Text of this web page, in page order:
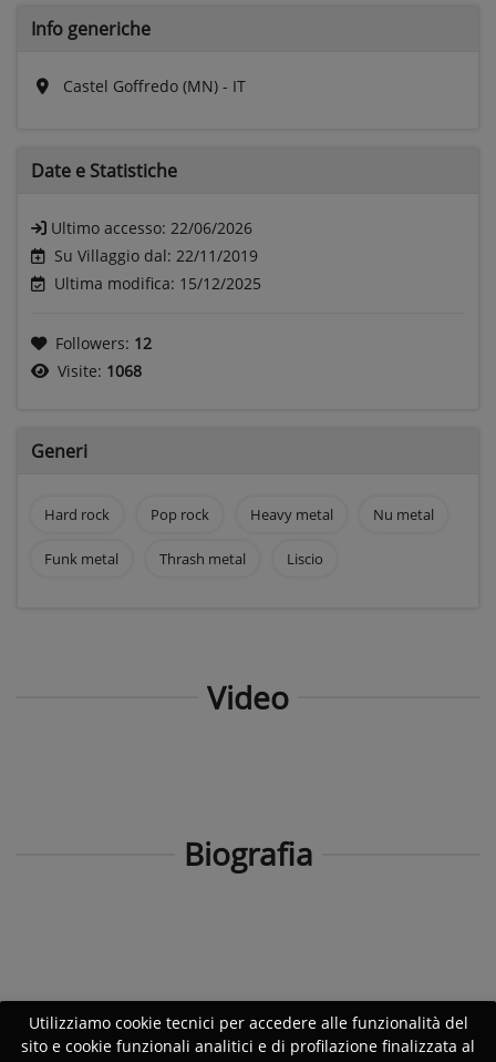
Info generiche
Castel Goffredo (MN) - IT
Date e Statistiche
Ultimo accesso: 22/06/2026
Su Villaggio dal: 22/11/2019
Ultima modifica: 15/12/2025
Followers: 12
Visite: 1068
Generi
Hard rock Pop rock Heavy metal Nu metal
Funk metal Thrash metal Liscio
Video
Biografia
Utilizziamo cookie tecnici per accedere alle funzionalità del
sito e cookie funzionali analitici e di profilazione finalizzata al